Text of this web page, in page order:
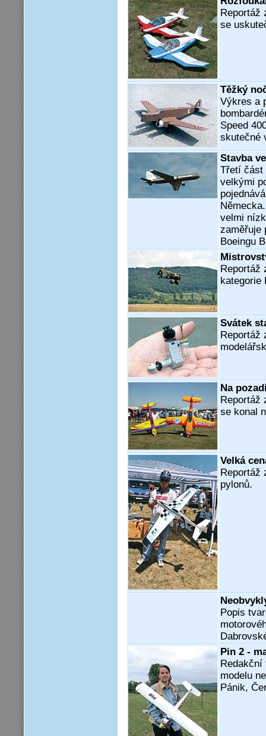
Reportáž
se
Těžký
Výkres a
Speed
skutečné
Stavba
Třetí část
velkými
velmi
zaměřuje
Boeingu
Reportáž
kategorie
Svátek
Reportáž
Na
Reportáž
se konal
Velká
Reportáž
pylonů.
Popis
Pin 2 -
Redakční
modelu
Pánik,